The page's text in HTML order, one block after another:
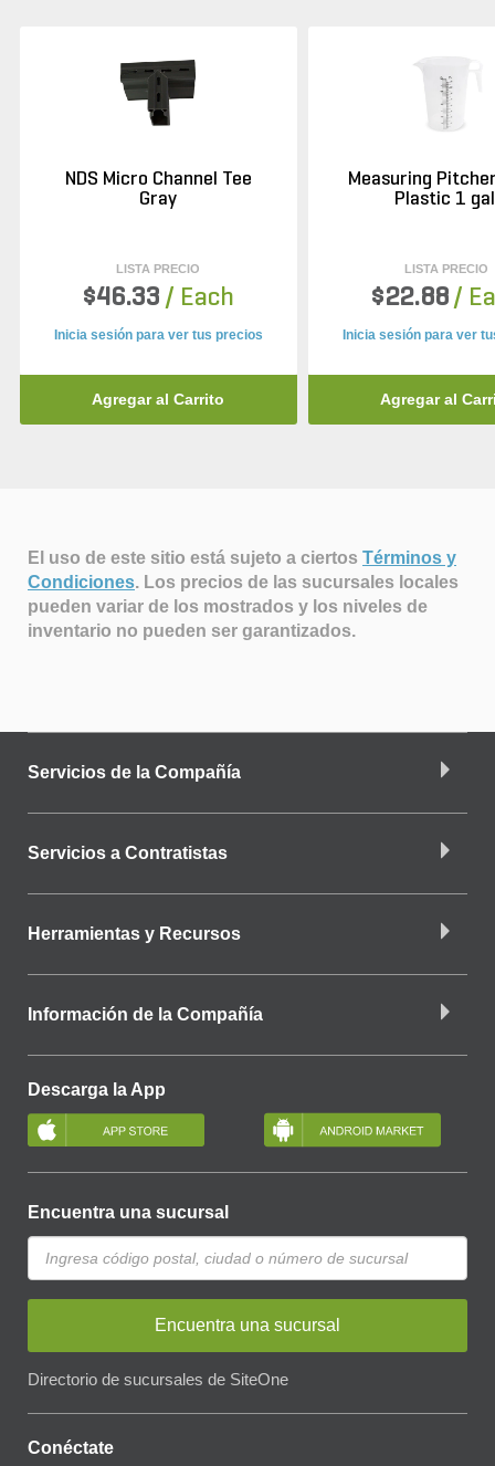
NDS Micro Channel Tee
Gray
LISTA PRECIO
$46.33 / Each
Inicia sesión para ver tus precios
Agregar al Carrito
Measuring
Plastic 1
LISTA PRECIO
$22.88 /
Inicia sesión para ver
Agregar al
El uso de este sitio está sujeto a ciertos Términos y
Condiciones. Los precios de las sucursales locales
pueden variar de los mostrados y los niveles de
inventario no pueden ser garantizados.
Servicios de la Compañía
Servicios a Contratistas
Herramientas y Recursos
Información de la Compañía
Descarga la App
Encuentra una sucursal
Encuentra una sucursal
Directorio de sucursales de SiteOne
Conéctate